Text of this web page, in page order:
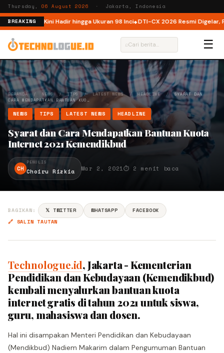
Thursday,06 August 2026 · Jakarta, Indonesia
BREAKINGKini Hadir hingga Ukuran 98 Inci DTI-CX 2026 Resmi Digelar,
⌕ ☰
BERANDA/ NEWS/TIPS /LATEST NEWS/HEADLINE/SYARAT DAN
CARA MENDAPATKAN BANTUAN KUO…
NEWS TIPS LATEST NEWS HEADLINE
Syarat dan Cara Mendapatkan Bantuan Kuota
Internet 2021 Kemendikbud
CH
PENULIS
Choiru Rizkia Mar 2, 2021⏱ 2 menit baca
BAGIKAN: 𝕏 TWITTER WHATSAPP
FACEBOOK
🔗 SALIN TAUTAN
Technologue.id, Jakarta - Kementerian
Pendidikan dan Kebudayaan (Kemendikbud)
kembali menyalurkan bantuan kuota
internet gratis di tahun 2021 untuk siswa,
guru, mahasiswa dan dosen.
Hal ini disampakan Menteri Pendidikan dan Kebudayaan
(Mendikbud) Nadiem Makarim dalam Pengumuman Bantuan